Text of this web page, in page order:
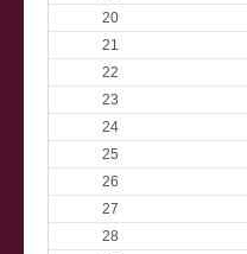
20
21
22
23
24
25
26
27
28